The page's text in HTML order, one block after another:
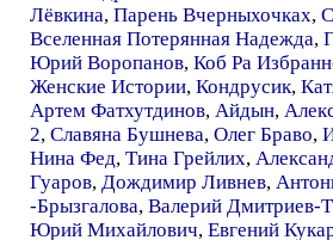
Лёвкина, Парень Вчерныхочках,
Вселенная Потерянная Надежда,
Юрий Воропанов, Коб Ра
Женские Истории, Кондрусик,
Артем Фатхутдинов, Айдын,
2, Славяна Бушнева, Олег Браво,
Нина Фед, Тина Грейлих,
Гуаров, Дождимир Ливнев,
-Брызгалова, Валерий Дмитриев-
Юрий Михайлович, Евгений